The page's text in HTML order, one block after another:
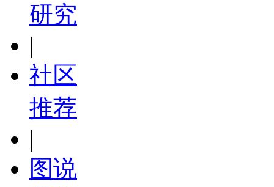
研究
|
社区
推荐
|
图说